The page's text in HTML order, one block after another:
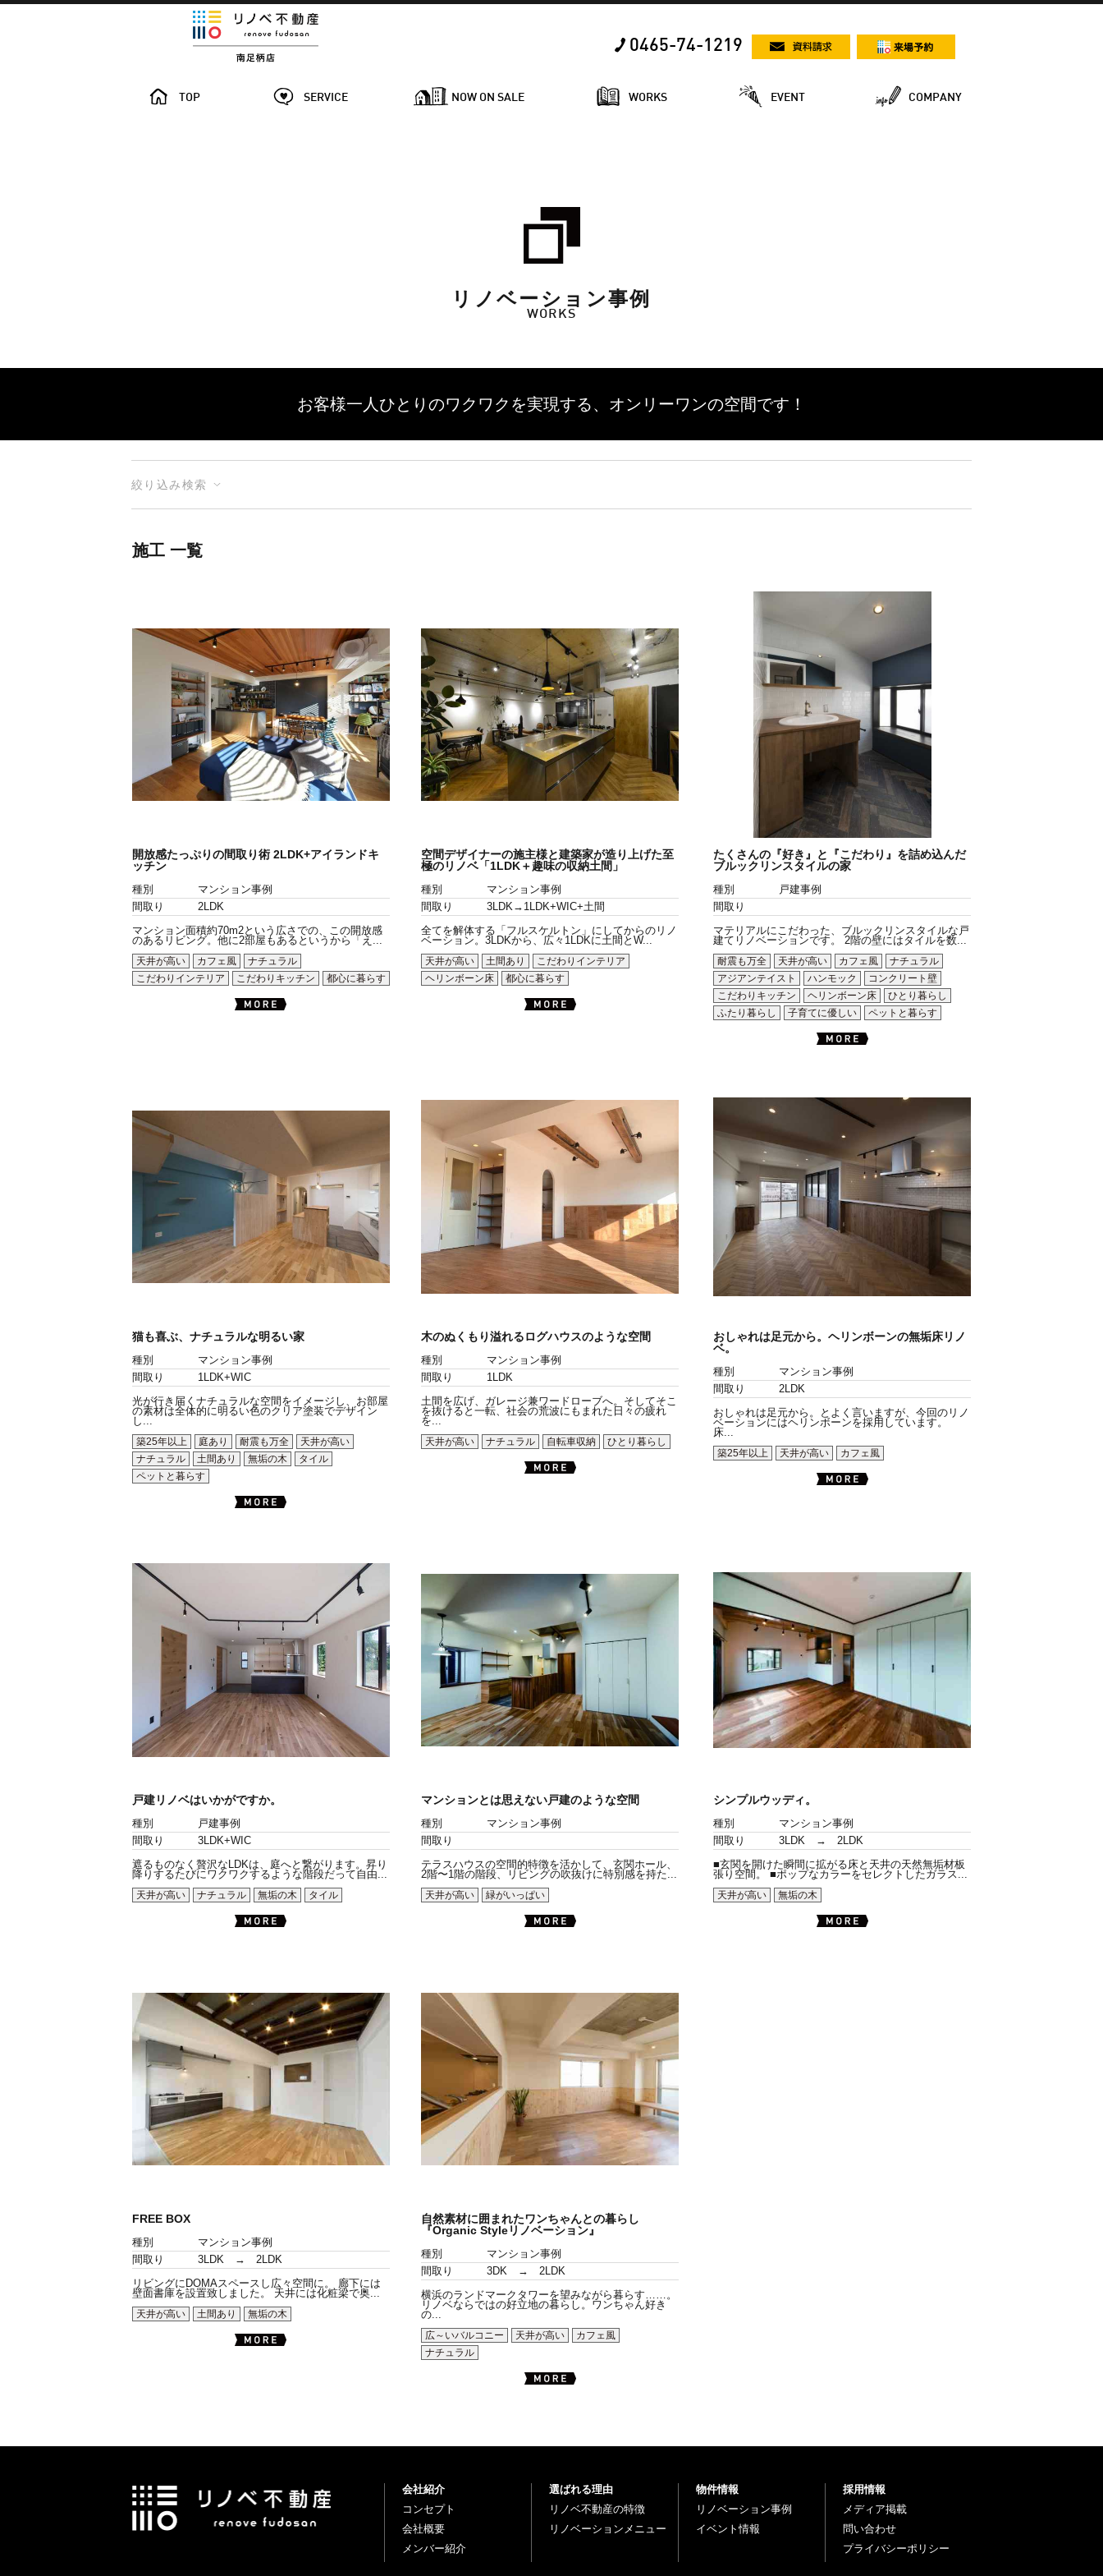
0465-74-1219
TOP SERVICE NOW ON SALE WORKS EVENT COMPANY
リノベーション事例
WORKS
お客様一人ひとりのワクワクを実現する、 オンリーワンの空間です！
絞り込み検索
施工 一覧
開放感たっぷりの間取り術 2LDK+アイランドキ
ッチン
種別
マンション事例
間取り
2LDK
マンション面積約70m2という広さでの、この開放感
のあるリビング。他に2部屋もあるというから「え...
天井が高い
カフェ風
ナチュラル
こだわりインテリア
こだわりキッチン 都心に暮らす
空間デザイナーの施主様と建築家が造り上げた至
極のリノベ「1LDK＋趣味の収納土間」
種別
マンション事例
間取り
3LDK→1LDK+WIC+土間
全てを解体する「フルスケルトン」にしてからのリノ
ベーション。3LDKから、広々1LDKに土間とW...
天井が高い
土間あり
こだわりインテリア
ヘリンボーン床
都心に暮らす
たくさんの『好き』と『こだわり』を詰め込んだ
ブルックリンスタイルの家
種別
戸建事例
間取り
マテリアルにこだわった、ブルックリンスタイルな戸
建てリノベーションです。 2階の壁にはタイルを数...
耐震も万全
天井が高い カフェ風
ナチュラル
アジアンテイスト
ハンモック
コンクリート壁
こだわりキッチン
ヘリンボーン床
ひとり暮らし
ふたり暮らし
子育てに優しい ペットと暮らす
猫も喜ぶ、ナチュラルな明るい家
種別
マンション事例
間取り
1LDK+WIC
光が行き届くナチュラルな空間をイメージし、お部屋
の素材は全体的に明るい色のクリア塗装でデザイン
し...
築25年以上
庭あり 耐震も万全
天井が高い
ナチュラル
土間あり 無垢の木
タイル
ペットと暮らす
木のぬくもり溢れるログハウスのような空間
種別
マンション事例
間取り
1LDK
土間を広げ、ガレージ兼ワードローブへ。そしてそこ
を抜けると一転、社会の荒波にもまれた日々の疲れ
を...
天井が高い
ナチュラル 自転車収納 ひとり暮らし
おしゃれは足元から。ヘリンボーンの無垢床リノ
ベ。
種別
マンション事例
間取り
2LDK
おしゃれは足元から。とよく言いますが、今回のリノ
ベーションにはヘリンボーンを採用しています。
床...
築25年以上
天井が高い カフェ風
戸建リノベはいかがですか。
種別
戸建事例
間取り
3LDK+WIC
遮るものなく贅沢なLDKは、庭へと繋がります。昇り
降りするたびにワクワクするような階段だって自由...
天井が高い
ナチュラル 無垢の木 タイル
マンションとは思えない戸建のような空間
種別
マンション事例
間取り
テラスハウスの空間的特徴を活かして、玄関ホール、
2階〜1階の階段、リビングの吹抜けに特別感を持た...
天井が高い
緑がいっぱい
シンプルウッディ。
種別
マンション事例
間取り
3LDK → 2LDK
■玄関を開けた瞬間に拡がる床と天井の天然無垢材板
張り空間。 ■ポップなカラーをセレクトしたガラス...
天井が高い
無垢の木
FREE BOX
種別
マンション事例
間取り
3LDK → 2LDK
リビングにDOMAスペースし広々空間に。 廊下には
壁面書庫を設置致しました。 天井には化粧梁で奥...
天井が高い
土間あり 無垢の木
自然素材に囲まれたワンちゃんとの暮らし
『Organic Styleリノベーション』
種別
マンション事例
間取り
3DK → 2LDK
横浜のランドマークタワーを望みながら暮らす……。
リノベならではの好立地の暮らし。ワンちゃん好き
の...
広～いバルコニー
天井が高い
カフェ風
ナチュラル
会社紹介
コンセプト
会社概要
メンバー紹介
選ばれる理由
リノベ不動産の特徴
リノベーションメニュー
物件情報
リノベーション事例
イベント情報
採用情報
メディア掲載
問い合わせ
プライバシーポリシー